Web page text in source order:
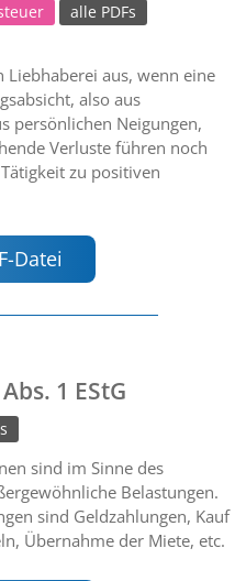
alle PDFs
aus, wenn eine
also aus
persönlichen Neigungen,
Verluste führen noch
zu positiven
Datei
1 EStG
sind im Sinne des
Belastungen.
sind Geldzahlungen, Kauf
Übernahme der Miete, etc.